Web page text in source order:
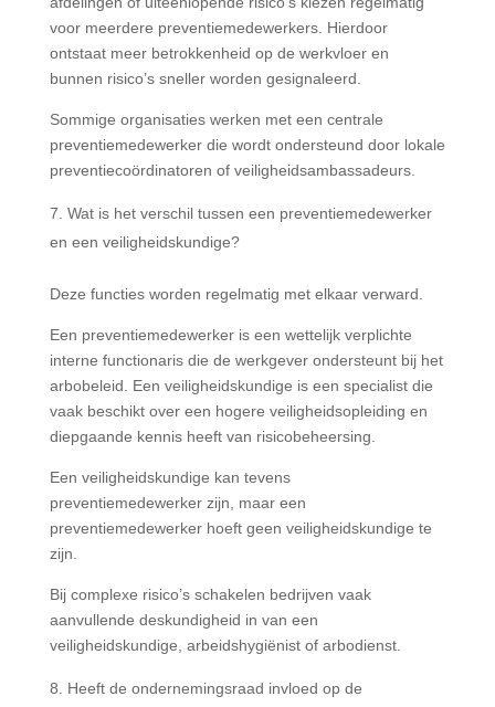
voor meerdere preventiemedewerkers. Hierdoor
ontstaat meer betrokkenheid op de werkvloer en
bunnen risico’s sneller worden gesignaleerd.
Sommige organisaties werken met een centrale
preventiemedewerker die wordt ondersteund door lokale
preventiecoördinatoren of veiligheidsambassadeurs.
Wat is het verschil tussen een preventiemedewerker
en een veiligheidskundige?
Deze functies worden regelmatig met elkaar verward.
Een preventiemedewerker is een wettelijk verplichte
interne functionaris die de werkgever ondersteunt bij het
arbobeleid. Een veiligheidskundige is een specialist die
vaak beschikt over een hogere veiligheidsopleiding en
diepgaande kennis heeft van risicobeheersing.
Een veiligheidskundige kan tevens
preventiemedewerker zijn, maar een
preventiemedewerker hoeft geen veiligheidskundige te
zijn.
Bij complexe risico’s schakelen bedrijven vaak
aanvullende deskundigheid in van een
veiligheidskundige, arbeidshygiënist of arbodienst.
Heeft de ondernemingsraad invloed op de